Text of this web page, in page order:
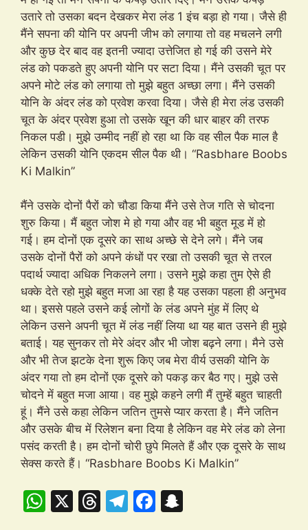
उतारे तो उसका बदन देखकर मेरा लंड 1 इंच बड़ा हो गया। जैसे ही
मैंने सपना की योनि पर अपनी जीभ को लगाया तो वह मचलने लगी
और कुछ देर बाद वह इतनी ज्यादा उत्तेजित हो गई की उसने मेरे
लंड को पकडते हुए अपनी योनि पर सटा दिया। मैंने उसकी चूत पर
अपने मोटे लंड को लगाया तो मुझे बहुत अच्छा लगा। मैंने उसकी
योनि के अंदर लंड को प्रवेश करवा दिया। जैसे ही मेरा लंड उसकी
चूत के अंदर प्रवेश हुआ तो उसके खून की धार बाहर की तरफ
निकल पडी। मुझे उम्मीद नहीं हो रहा था कि वह सील पैक माल है
लेकिन उसकी योनि एकदम सील पैक थी। “Rasbhare Boobs
Ki Malkin”
मैंने उसके दोनों पैरों को चौडा किया मैंने उसे तेज गति से चोदना
शुरु किया। मैं बहुत जोश मे हो गया और वह भी बहुत मूड में हो
गई। हम दोनों एक दूसरे का साथ अच्छे से देने लगे। मैंने जब
उसके दोनों पैरों को अपने कंधों पर रखा तो उसकी चूत से तरल
पदार्थ ज्यादा अधिक निकलने लगा। उसने मुझे कहा तुम ऐसे ही
धक्के देते रहो मुझे बहुत मजा आ रहा है यह उसका पहला ही अनुभव
था। इससे पहले उसने कई लोगों के लंड अपने मुंह में लिए थे
लेकिन उसने अपनी चूत में लंड नहीं लिया था यह बात उसने ही मुझे
बताई। यह सुनकर तो मेरे अंदर और भी जोश बढ़ने लगा। मैने उसे
और भी तेज झटके देना शुरू किए जब मेरा वीर्य उसकी योनि के
अंदर गया तो हम दोनों एक दूसरे को पकड़ कर बैठ गए। मुझे उसे
चोदने में बहुत मजा आया। वह मुझे कहने लगी मैं तुम्हें बहुत चाहती
हूं। मैंने उसे कहा लेकिन जतिन तुमसे प्यार करता है। मैंने जतिन
और उसके बीच में रिलेशन बना दिया है लेकिन वह मेरे लंड को लेना
पसंद करती है। हम दोनों चोरी छुपे मिलते हैं और एक दूसरे के साथ
सेक्स करते हैं। “Rasbhare Boobs Ki Malkin”
W X
T
T
F